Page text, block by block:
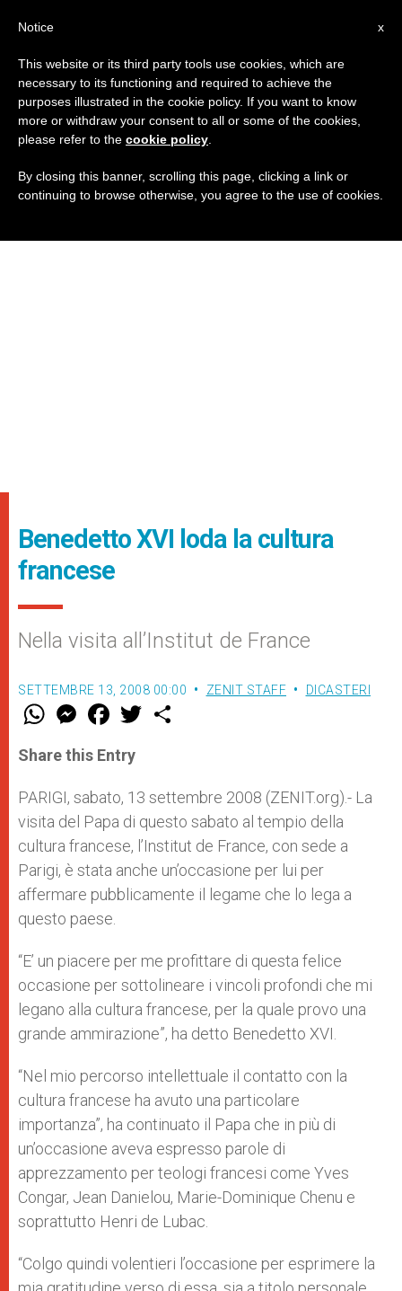
Benedetto XVI loda la cultura
francese
Nella visita all’Institut de France
SETTEMBRE 13, 2008 00:00 ZENIT STAFF DICASTERI
W
t
s
p
p
M
e
s
e
g
e
r
F
a
e
b
o
k
w
r
Share this Entry
PARIGI, sabato, 13 settembre 2008 (ZENIT.org).- La
visita del Papa di questo sabato al tempio della
cultura francese, l’Institut de France, con sede a
Parigi, è stata anche un’occasione per lui per
affermare pubblicamente il legame che lo lega a
questo paese.
“E’ un piacere per me profittare di questa felice
occasione per sottolineare i vincoli profondi che mi
legano alla cultura francese, per la quale provo una
grande ammirazione”, ha detto Benedetto XVI.
“Nel mio percorso intellettuale il contatto con la
cultura francese ha avuto una particolare
importanza”, ha continuato il Papa che in più di
un’occasione aveva espresso parole di
apprezzamento per teologi francesi come Yves
Congar, Jean Danielou, Marie-Dominique Chenu e
soprattutto Henri de Lubac.
“Colgo quindi volentieri l’occasione per esprimere la
x
Notice
This website or its third party tools use cookies, which are
necessary to its functioning and required to achieve the
purposes illustrated in the cookie policy. If you want to know
more or withdraw your consent to all or some of the cookies,
please refer to the cookie policy
By closing this banner, scrolling this page, clicking a link or
continuing to browse otherwise, you agree to the use of cookies.